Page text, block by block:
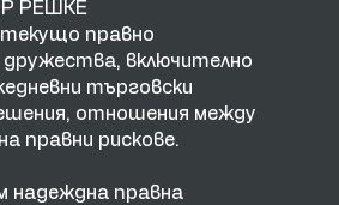
РЕШКЕ
правно
включително
търговски
отношения между
правни рискове.
надеждна правна